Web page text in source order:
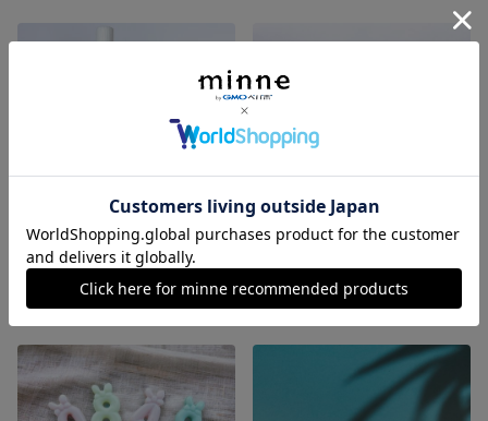
4,400円